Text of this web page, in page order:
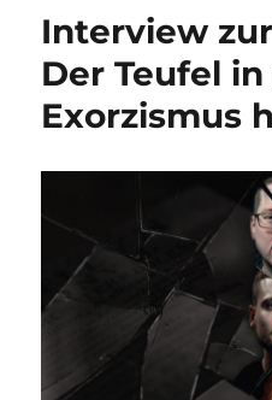
Interview
Der Teufel
Exorzismus